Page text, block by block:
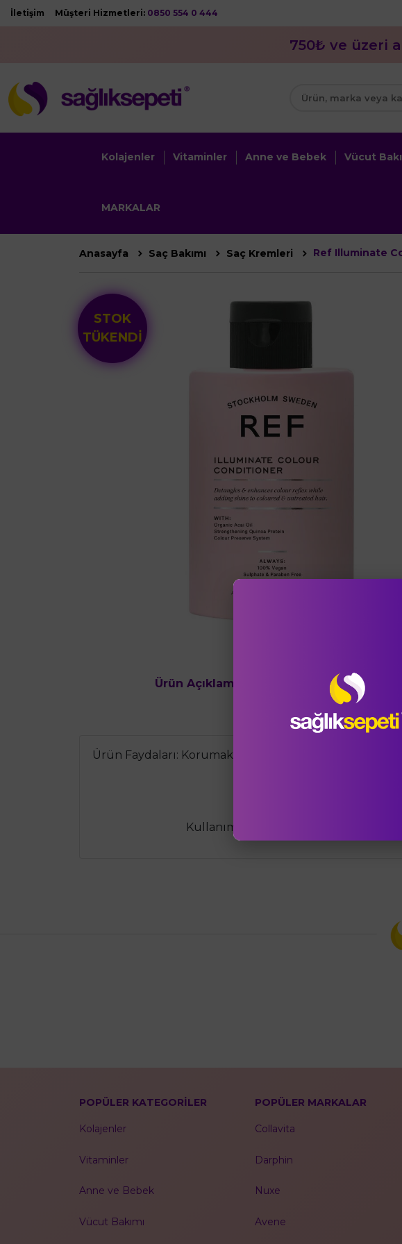
İletişim Müşteri Hizmetleri: 0850 554 0 444
750₺ ve üzeri
Kolajenler Vitaminler Anne ve Bebek Vücut
MARKALAR
Anasayfa Saç Bakımı Saç Kremleri Ref Illuminate
STOK
TÜKENDİ
Ürün Açıklaması Ürün Değerlendirmeleri
Ürün Faydaları: Korumak, güçlendirmek, beslemek
verir.
Kullanım Şekli: Yıkanmış saça
POPÜLER KATEGORİLER
Kolajenler
Vitaminler
Anne ve Bebek
Vücut Bakımı
POPÜLER MARKALAR
Collavita
Darphin
Nuxe
Avene